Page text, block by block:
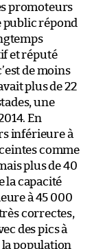
promoteurs
public répond
et réputé
de moins
plus de 22
une
En
inférieure à
comme
plus de 40
la capacité
à 45 000
correctes,
des pics à
la population